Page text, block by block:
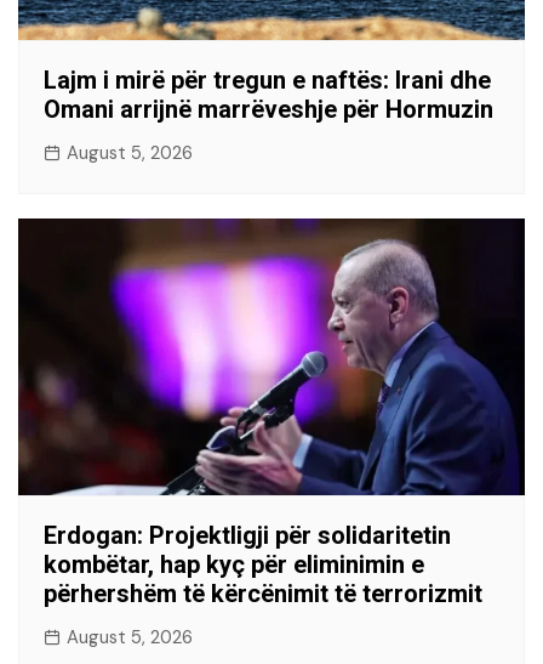
Lajm i mirë për tregun e naftës: Irani dhe
Omani arrijnë marrëveshje për Hormuzin
August 5, 2026
Erdogan: Projektligji për solidaritetin
kombëtar, hap kyç për eliminimin e
përhershëm të kërcënimit të terrorizmit
August 5, 2026